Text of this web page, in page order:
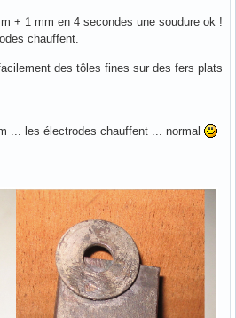
+ 1 mm en 4 secondes une soudure ok !
chauffent.
des tôles fines sur des fers plats
... les électrodes chauffent ... normal